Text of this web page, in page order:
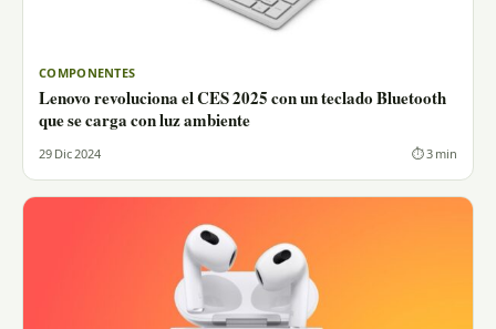
COMPONENTES
Lenovo revoluciona el CES 2025 con un teclado Bluetooth
que se carga con luz ambiente
29 Dic 2024 ⏱ 3 min